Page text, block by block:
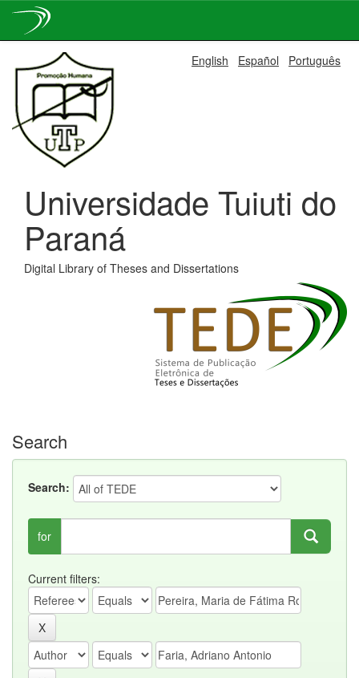
navigation
English Español Português
Universidade Tuiuti do
Paraná
Digital Library of Theses and Dissertations
Search
Search:
for
Current filters: